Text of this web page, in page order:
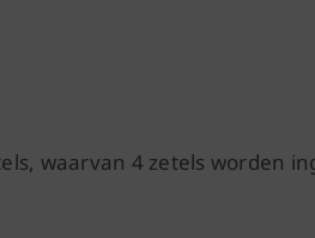
waarvan 4 zetels worden